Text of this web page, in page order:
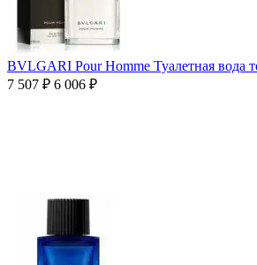
BVLGARI Pour Homme Туалетная вода
7 507 ₽ 6 006 ₽